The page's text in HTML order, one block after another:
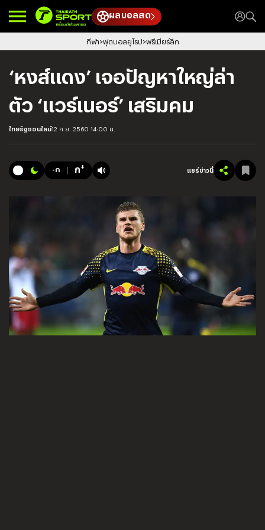
ผลบอลสด
กีฬา ฟุตบอลยุโรป พรีเมียร์ลีก
‘หงส์แดง’ เจอปัญหาใหญ่ล่า
ตัว ‘แวร์เนอร์’ เสริมคม
ไทยรัฐออนไลน์12 ก.ย. 2560 14:00 น.
-ก ก+ แชร์ข่าวนี้